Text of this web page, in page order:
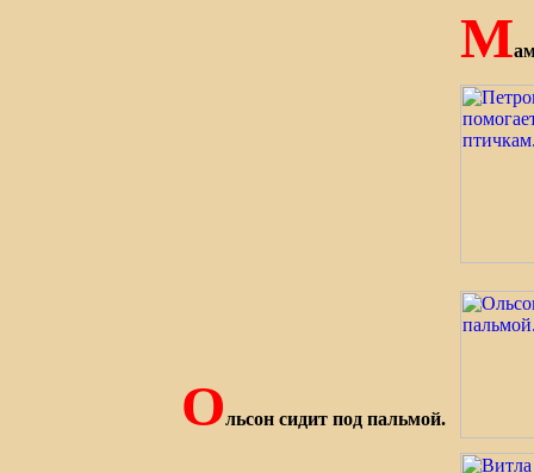
М
Ольсон сидит под пальмой.